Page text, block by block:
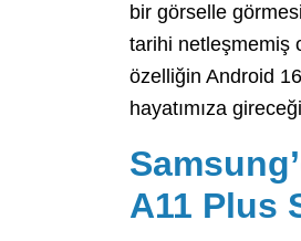
bir görselle
tarihi netleşmemiş
özelliğin Android
hayatımıza
A11 Plus